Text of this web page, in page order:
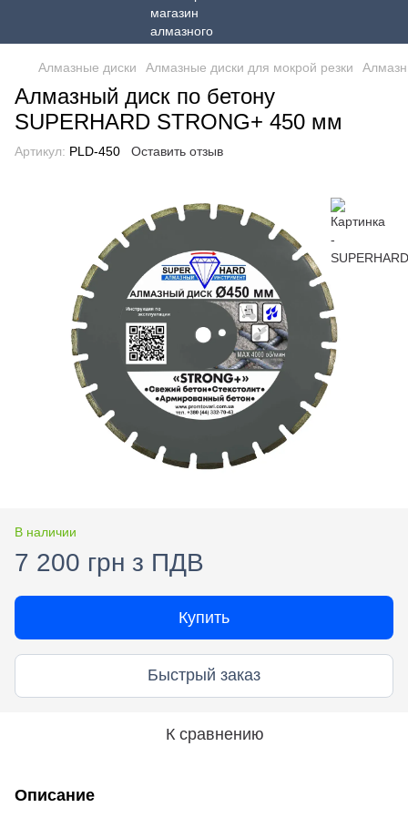
Алмазные диски Алмазные диски для мокрой резки
Алмазный диск по бетону
SUPERHARD STRONG+ 450 мм
Артикул: PLD-450 Оставить отзыв
В наличии
7 200 грн з ПДВ
Купить
Быстрый заказ
К сравнению
Описание